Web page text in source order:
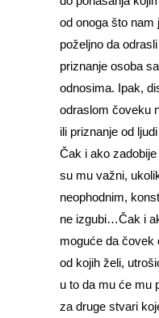
od onoga što nam
poželjno da
priznanje osoba
odnosima. Ipak,
odraslom čoveku
ili priznanje od
Čak i ako
su mu važni,
neophodnim,
ne izgubi…Čak i
moguće da čovek
od kojih želi,
u to da mu će mu
za druge stvari